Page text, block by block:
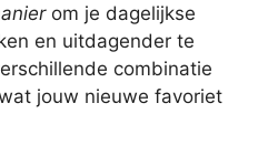
om je dagelijkse
en uitdagender te
combinatie
jouw nieuwe favoriet